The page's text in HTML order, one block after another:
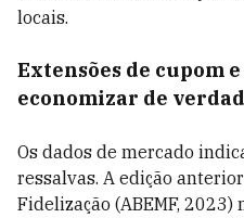
locais.
Extensões de cupom
economizar de
Os dados de mercado
ressalvas. A edição
Fidelização (ABEMF,